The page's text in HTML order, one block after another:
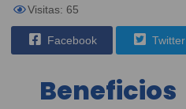
Visitas: 65
Facebook Twitter
Beneficios